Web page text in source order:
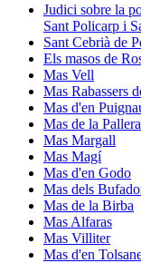
Judici sobre la
Sant Policarp i
Sant Cebrià de
Els masos de
Mas Vell
Mas Rabassers
Mas d'en
Mas de la Pallera
Mas Margall
Mas Magí
Mas d'en Godo
Mas dels
Mas de la Birba
Mas Alfaras
Mas Villiter
Mas d'en